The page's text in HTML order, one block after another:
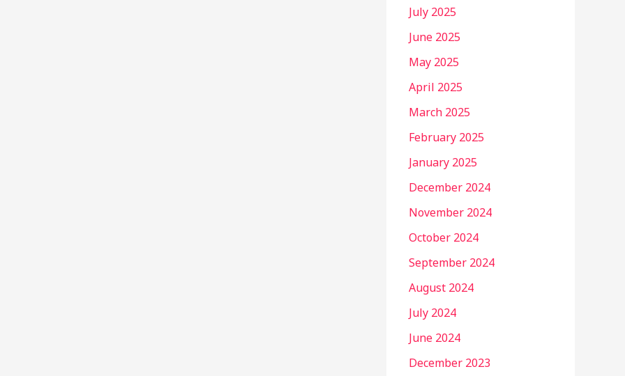
July 2025
June 2025
May 2025
April 2025
March 2025
February 2025
January 2025
December 2024
November 2024
October 2024
September 2024
August 2024
July 2024
June 2024
December 2023